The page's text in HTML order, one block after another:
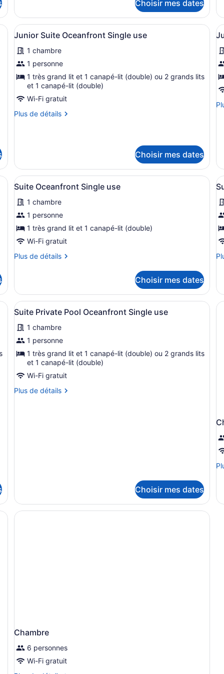
Oceanfront
Choisir mes dates
lit, deux canapés blancs, une table à manger, un téléviseur et un
Afficher
toutes
les
photos
pour
type
de
Single
use
Une chambre spacieuse avec un
7
Junior Suite Oceanfront Single use
1 chambre
1 personne
1 très grand lit et 1 canapé-lit (double) ou 2 grands lits
et 1 canapé-lit (double)
Wi-Fi gratuit
Plus de détails
Plus
Oceanfront
Single
use
Choisir mes dates
un canapé, des fauteuils, une table basse et une vue sur un
Afficher
toutes
les
photos
pour
ce
de
Oceanfront
Single
use
Un balcon doté de deux fauteuils
7
Suite Oceanfront Single use
1 chambre
1 personne
1 très grand lit et 1 canapé-lit (double)
Wi-Fi gratuit
Plus de détails
Plus
Suite
Oceanfront
Single
Choisir mes dates
use
vue sur l’océan, avec des palmiers et un coin salon abrité.
Afficher
toutes
les
photos
pour
type
de
Un espace piscine agrémenté
11
Suite Private Pool Oceanfront Single use
1 chambre
1 personne
1 très grand lit et 1 canapé-lit (double) ou 2 grands lits
et 1 canapé-lit (double)
Wi-Fi gratuit
Plus de détails
Plus
Choisir mes dates
Chambre
6 personnes
Wi-Fi gratuit